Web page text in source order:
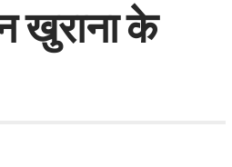
खुराना के